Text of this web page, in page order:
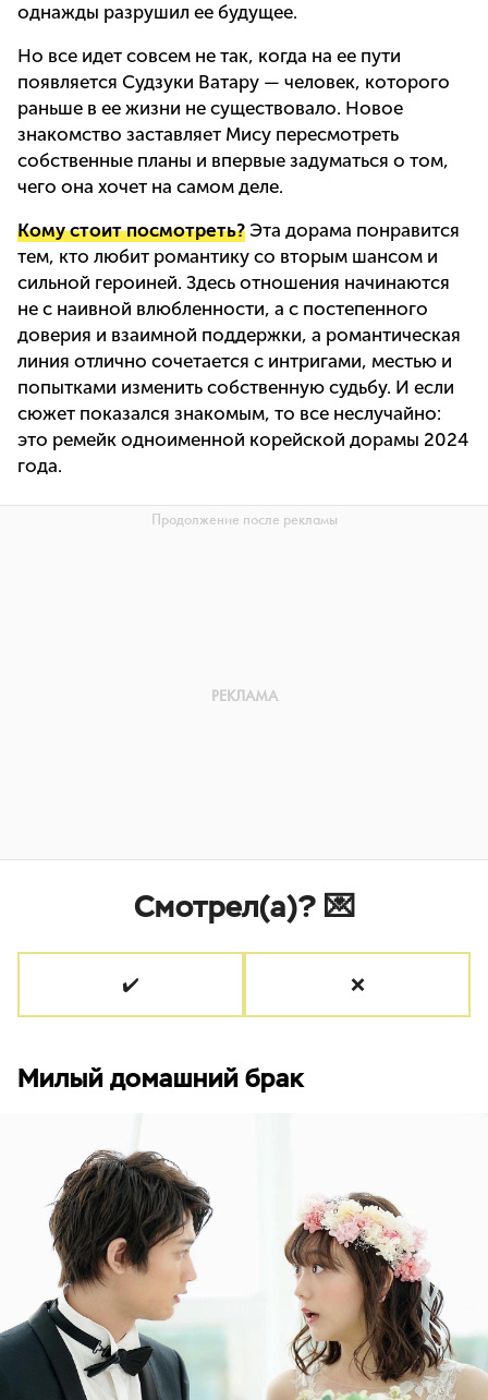
однажды разрушил ее будущее.
Но все идет совсем не так, когда на ее пути
появляется Судзуки Ватару — человек, которого
раньше в ее жизни не существовало. Новое
знакомство заставляет Мису пересмотреть
собственные планы и впервые задуматься о том,
чего она хочет на самом деле.
Кому стоит посмотреть? Эта дорама понравится
тем, кто любит романтику со вторым шансом и
сильной героиней. Здесь отношения начинаются
не с наивной влюбленности, а с постепенного
доверия и взаимной поддержки, а романтическая
линия отлично сочетается с интригами, местью и
попытками изменить собственную судьбу. И если
сюжет показался знакомым, то все неслучайно:
это ремейк одноименной корейской дорамы 2024
года.
Смотрел(а)? 💌
✔️ ❌
Милый домашний брак